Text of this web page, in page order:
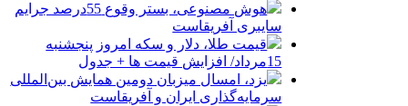
هوش مصنوعی، بستر وقوع 55درصد جرایم
سایبری آفریقاست
قیمت طلا، دلار و سکه امروز پنجشنبه
15مرداد/ افزایش قیمت ها + جدول
یزد، امسال میزبان دومین همایش بین‌المللی
سرمایه‌گذاری ایران و آفریقاست